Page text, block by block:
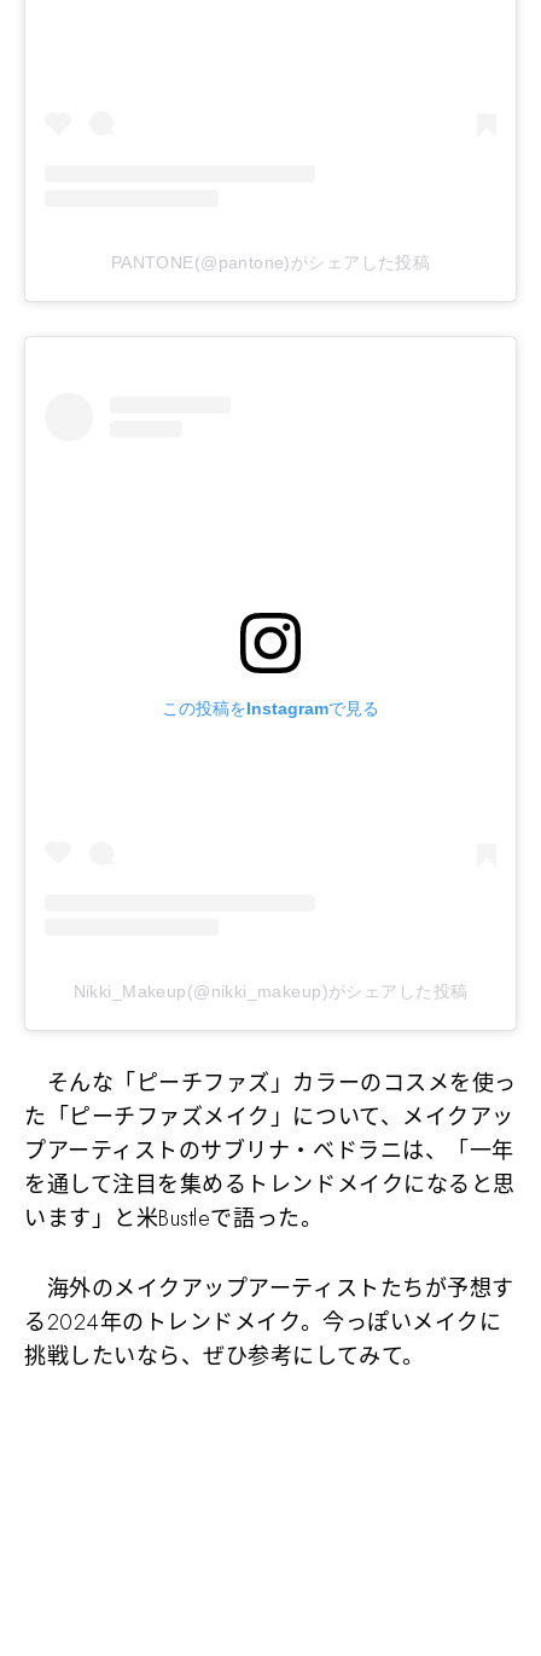
PANTONE(@pantone)がシェアした投稿
この投稿をInstagramで見る
Nikki_Makeup(@nikki_makeup)がシェアした投稿
そんな「ピーチファズ」カラーのコスメを使っ
た「ピーチファズメイク」について、メイクアッ
プアーティストのサブリナ・ベドラニは、「一年
を通して注目を集めるトレンドメイクになると思
います」と米Bustleで語った。
海外のメイクアップアーティストたちが予想す
る2024年のトレンドメイク。今っぽいメイクに
挑戦したいなら、ぜひ参考にしてみて。